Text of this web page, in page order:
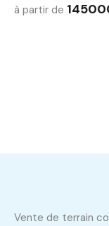
à partir de
Vente de terrain